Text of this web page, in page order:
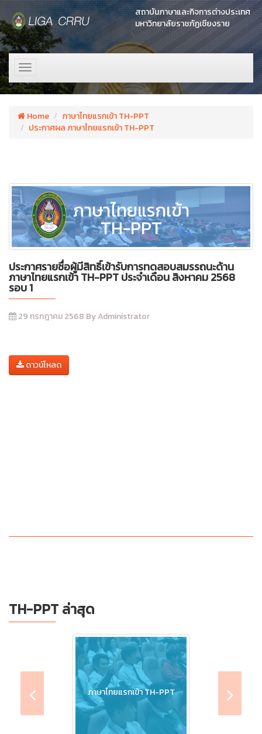
สถาบันภาษาและกิจการต่างประเทศ
มหาวิทยาลัยราชภัฏเชียงราย
Toggle
navigation
Home
ภาษาไทยแรกเข้า TH-PPT
ประกาศผล ภาษาไทยแรกเข้า TH-PPT
ภาษาไทยแรกเข้า
TH-PPT
ประกาศรายชื่อผู้มีสิทธิ์เข้ารับการทดสอบสมรรถนะด้าน
ภาษาไทยแรกเข้า TH-PPT ประจำเดือน สิงหาคม 2568
รอบ 1
29 กรกฎาคม 2568 By Administrator
ดาวน์โหลด
TH-PPT ล่าสุด
ภาษาไทยแรกเข้า TH-PPT